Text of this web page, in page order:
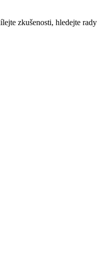
zkušenosti, hledejte rady